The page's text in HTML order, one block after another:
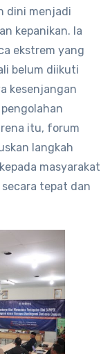
dini menjadi
kepanikan. Ia
ekstrem yang
belum diikuti
kesenjangan
itu, forum
langkah
masyarakat
tepat dan